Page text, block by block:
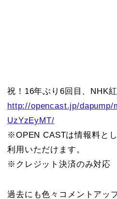
祝！16年ぶり6回目、NHK
http://opencast.jp/dapump/
UzYzEyMT/
※OPEN CASTは情報料と
利用いただけます。
※クレジット決済のみ対応
過去にも色々コメントアッ